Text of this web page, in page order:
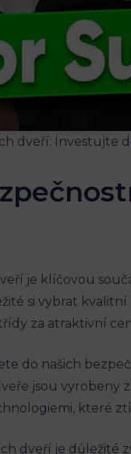
je klíčovou
si vybrat
za atraktivní
do našich
jsou
které
dveří je důležité